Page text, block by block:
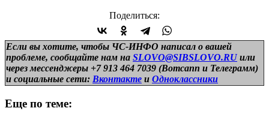
Поделиться:
Если вы хотите, чтобы ЧС-ИНФО написал о вашей
проблеме, сообщайте нам на SLOVO@SIBSLOVO.RU или
через мессенджеры +7 913 464 7039 (Вотсапп и Телеграмм)
и социальные сети: Вконтакте и Одноклассники
Еще по теме: